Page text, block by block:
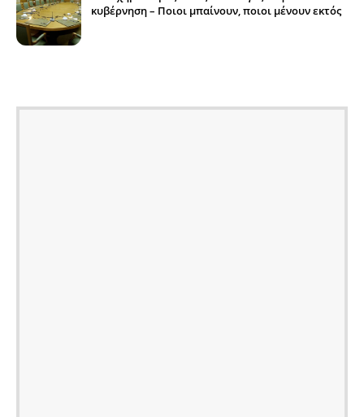
κυβέρνηση – Ποιοι μπαίνουν, ποιοι μένουν εκτός